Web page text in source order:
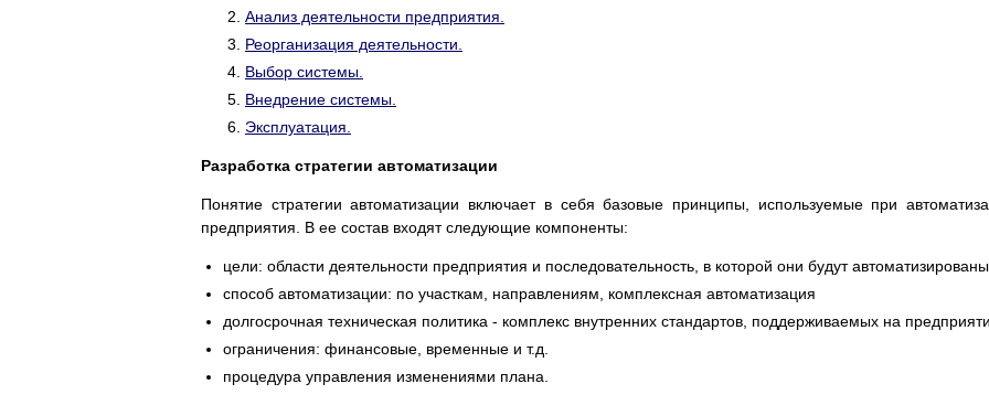
Анализ деятельности предприятия.
Реорганизация деятельности.
Выбор системы.
Внедрение системы.
Эксплуатация.
Разработка стратегии автоматизации
Понятие стратегии автоматизации включает в себя базовые принципы, используемые при
предприятия. В ее состав входят следующие компоненты:
цели: области деятельности предприятия и последовательность, в которой они будут автоматизированы
способ автоматизации: по участкам, направлениям, комплексная автоматизация
долгосрочная техническая политика - комплекс внутренних стандартов, поддерживаемых на
ограничения: финансовые, временные и т.д.
процедура управления изменениями плана.